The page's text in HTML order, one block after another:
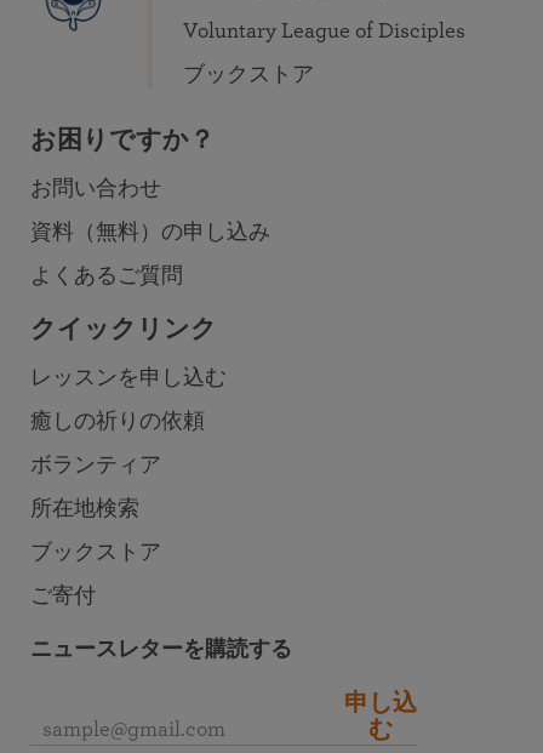
Voluntary League of Disciples
ブックストア
お困りですか？
お問い合わせ
資料（無料）の申し込み
よくあるご質問
クイックリンク
レッスンを申し込む
癒しの祈りの依頼
ボランティア
所在地検索
ブックストア
ご寄付
ニュースレターを購読する
申し込
む